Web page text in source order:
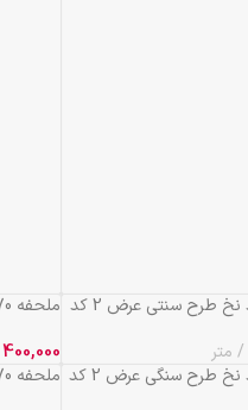
ملحفه 70 درصد نخ طرح سنتی عرض 2 کد
متر
400,000
ملحفه 70 درصد نخ طرح سنگی عرض 2 کد